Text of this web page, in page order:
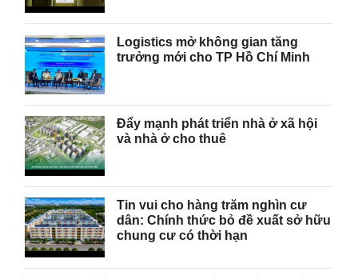
Logistics mở không gian tăng
trưởng mới cho TP Hồ Chí Minh
Đẩy mạnh phát triển nhà ở xã hội
và nhà ở cho thuê
Tin vui cho hàng trăm nghìn cư
dân: Chính thức bỏ đề xuất sở hữu
chung cư có thời hạn